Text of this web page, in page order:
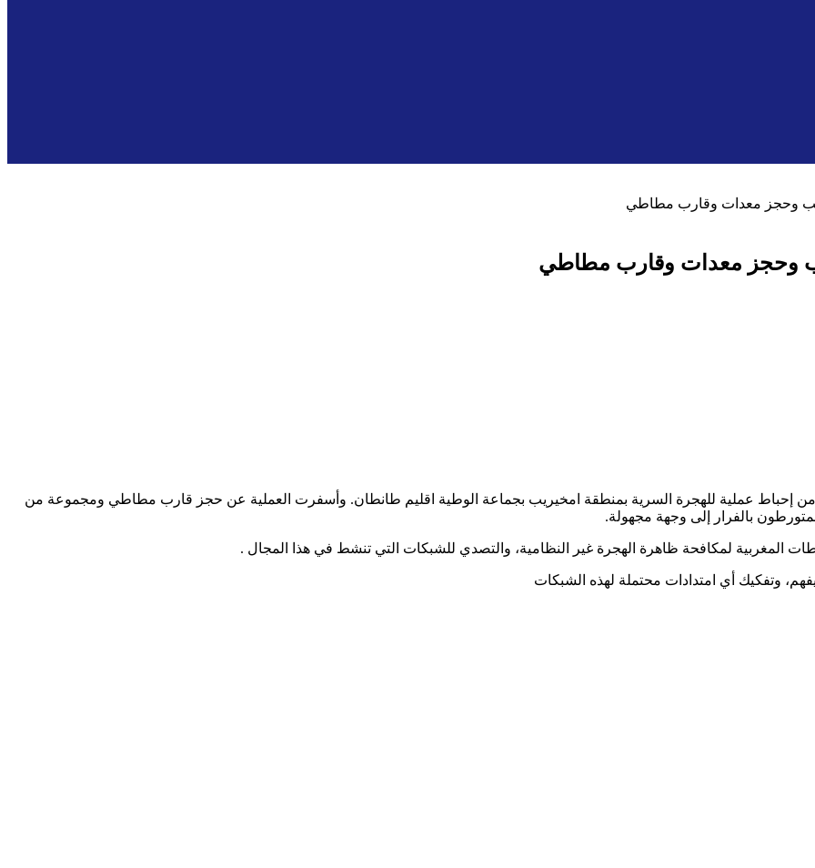
وحجز معدات وقارب مطاطي
وحجز معدات وقارب مطاطي
من إحباط عملية للهجرة السرية بمنطقة امخيريب بجماعة الوطية اقليم طانطان. وأسفرت العملية عن حجز قارب مطاطي ومجموعة من
بالفرار إلى وجهة مجهولة.
المغربية لمكافحة ظاهرة الهجرة غير النظامية، والتصدي للشبكات التي تنشط في هذا المجال .
وتفكيك أي امتدادات محتملة لهذه الشبكات